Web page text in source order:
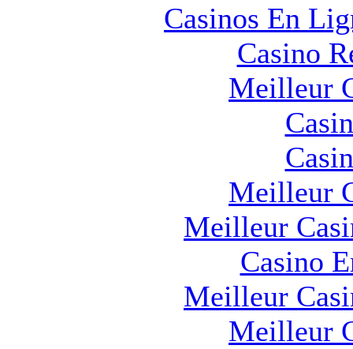
Casinos En
Casino
Meilleur
Meilleur
Meilleur
Casino
Meilleur
Meilleur